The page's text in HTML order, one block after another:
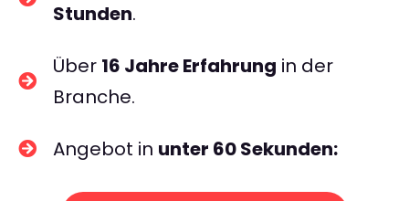
Stunden.
Über 16 Jahre Erfahrung in der
Branche.
Angebot in unter 60 Sekunden: